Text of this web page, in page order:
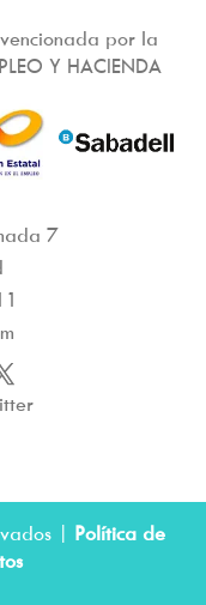
por la
Y HACIENDA
7
| Política de